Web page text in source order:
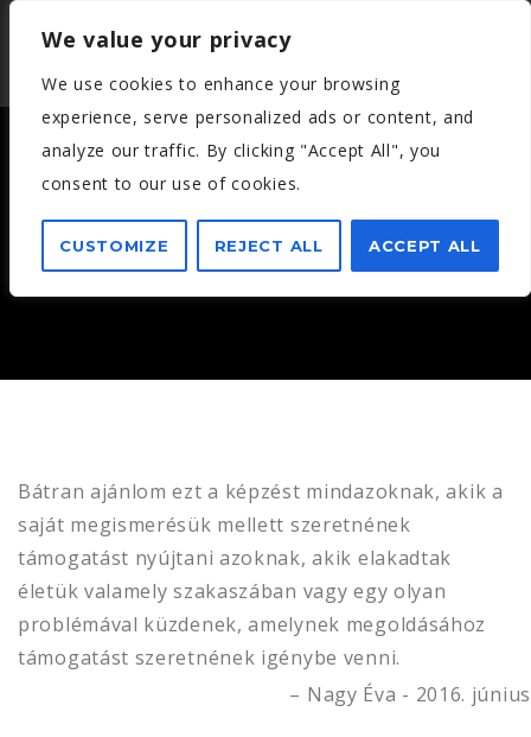
We value your privacy
We use cookies to enhance your browsing
experience, serve personalized ads or content, and
analyze our traffic. By clicking "Accept All", you
consent to our use of cookies.
CUSTOMIZE REJECT ALL ACCEPT ALL
NAGY ÉVA – 2016. JÚNIUS
Bátran ajánlom ezt a képzést mindazoknak, akik a
saját megismerésük mellett szeretnének
támogatást nyújtani azoknak, akik elakadtak
életük valamely szakaszában vagy egy olyan
problémával küzdenek, amelynek megoldásához
támogatást szeretnének igénybe venni.
Nagy Éva - 2016. június